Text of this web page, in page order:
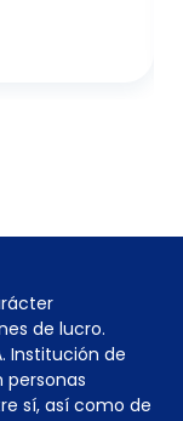
de lucro.
Institución de
personas
sí, así como de